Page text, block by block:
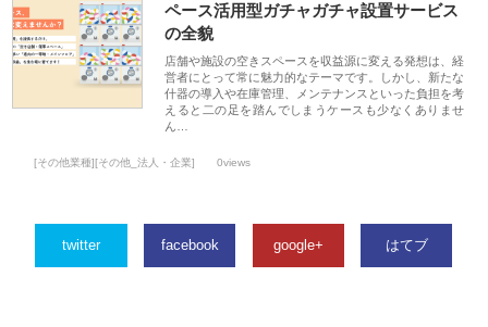
ペース活用型ガチャガチャ設置サービス
の全貌
店舗や施設の空きスペースを収益源に変える発想は、経
営者にとって常に魅力的なテーマです。しかし、新たな
什器の導入や在庫管理、メンテナンスといった負担を考
えると二の足を踏んでしまうケースも少なくありませ
ん…
[その他業種][その他_法人・企業] 0views
twitter facebook google+ はてブ